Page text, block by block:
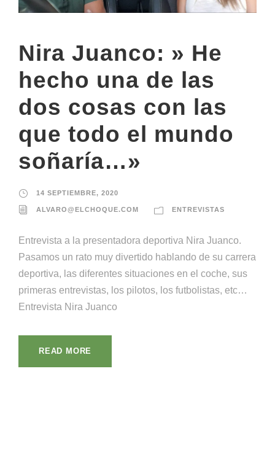
Nira Juanco: » He
hecho una de las
dos cosas con las
que todo el mundo
soñaría…»
14 SEPTIEMBRE, 2020
ALVARO@ELCHOQUE.COM ENTREVISTAS
Entrevista a la presentadora deportiva Nira Juanco.
Pasamos un rato muy divertido hablando de su carrera
deportiva, las diferentes situaciones en el coche, sus
primeras entrevistas, los pilotos, los futbolistas, etc…
Entrevista Nira Juanco
READ MORE